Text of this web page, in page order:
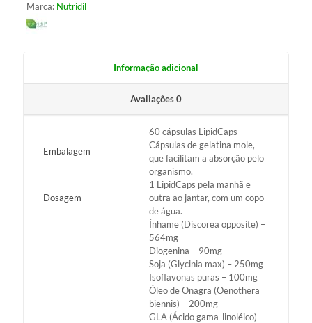
Marca: Nutridil
Informação adicional
Avaliações0
Embalagem
60 cápsulas LipidCaps –
Cápsulas de gelatina mole,
que facilitam a absorção pelo
organismo.
Dosagem
1 LipidCaps pela manhã e
outra ao jantar, com um copo
de água.
Ínhame (Discorea opposite) –
564mg
Diogenina – 90mg
Soja (Glycinia max) – 250mg
Isoflavonas puras – 100mg
Óleo de Onagra (Oenothera
biennis) – 200mg
GLA (Ácido gama-linoléico) –